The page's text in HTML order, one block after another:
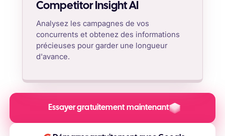
Competitor Insight AI
Analysez les campagnes de vos
concurrents et obtenez des informations
précieuses pour garder une longueur
d'avance.
Essayer gratuitement maintenant